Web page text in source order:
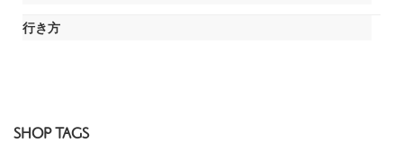
行き方
SHOP TAGS